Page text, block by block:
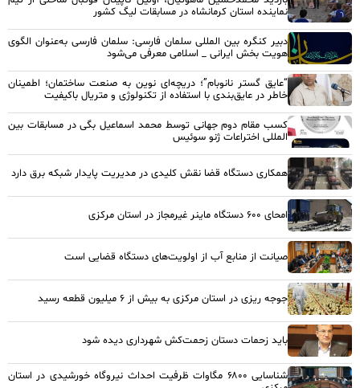
نماینده استان کرمانشاه در مسابقات لیگ کشور
دبیر کنگره بین المللی سلمان فارسی: سلمان فارسی به‌عنوان الگوی
هویت بخش ایرانی _ اسلامی معرفی می‌شود
“عایق گستر نانوبام”؛ دریچه‌ای نوین به صنعت ساختمان؛ اطمینان
خاطر در عایق‌بندی با استفاده از تکنولوژی و متریال باکیفیت
کسب مقام دوم جهانی توسط محمد اسماعیل بگی در مسابقات بین
المللی اختراعات ژنو سوئیس
همکاری دستگاه قضا نقش کلیدی در مدیریت پایدار شبکه برق دارد
امحای ۶۰۰ دستگاه ماینر غیرمجاز در استان مرکزی
صیانت از منابع آب از اولویت‌های دستگاه قضایی است
جوجه ریزی در استان مرکزی به بیش از ۶ میلیون قطعه رسید
باید زحمات دستان زحمت‌کش شهرداری دیده شود
شناسایی ۶۸۰۰ مگاوات ظرفیت احداث نیروگاه خورشیدی در استان